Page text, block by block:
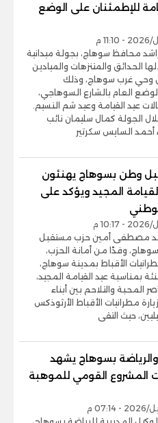
للإطمئنان على الوضع
محافظ سوهاج، بجولة ميدانية
الحدائق والمتنزهات والميادين
وحي غرب سوهاج، وذلك
العام بالشارع السوهاجي،
عيد القيامة وعيد شم النسيم.
الجولة كمال سليمان نائب
أحمد السايس سكرتير
وطن بسوهاج يهنئون
المجيد ويؤكد على
مصطفى أمين حزب مستقبل
وفدًا من أمانة الحزب،
الأقباط بمدينة سوهاج،
بمناسبة عيد القيامة المجيد،
المحبة والتلاحم بين أبناء
مطرانيات الأقباط الأرثوذكس
حيث التقى
بسوهاج يشهد
المشروع القومي للموهبة